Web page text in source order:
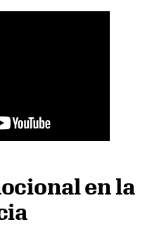
en la